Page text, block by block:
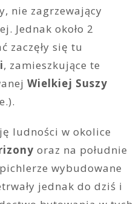
nie zagrzewający
Jednak około 2
zaczęły się tu
, zamieszkujące te
Wielkiej Suszy
ludności w okolice
oraz na południe
wybudowane
jednak do dziś i